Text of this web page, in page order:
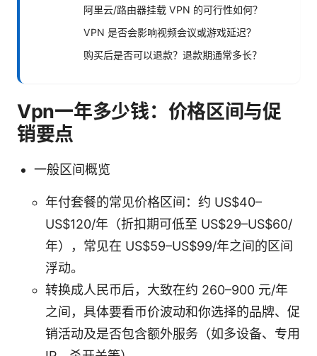
阿里云/路由器挂载 VPN 的可行性如何？
VPN 是否会影响视频会议或游戏延迟？
购买后是否可以退款？退款期通常多长？
Vpn一年多少钱：价格区间与促
销要点
一般区间概览
年付套餐的常见价格区间：约 US$40–
US$120/年（折扣期可低至 US$29–US$60/
年），常见在 US$59–US$99/年之间的区间
浮动。
转换成人民币后，大致在约 260–900 元/年
之间，具体要看币价波动和你选择的品牌、促
销活动及是否包含额外服务（如多设备、专用